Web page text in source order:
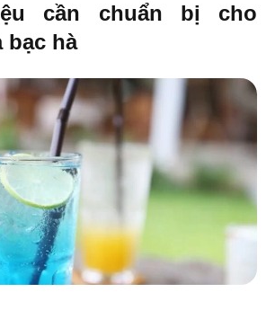
cần chuẩn bị cho
bạc hà